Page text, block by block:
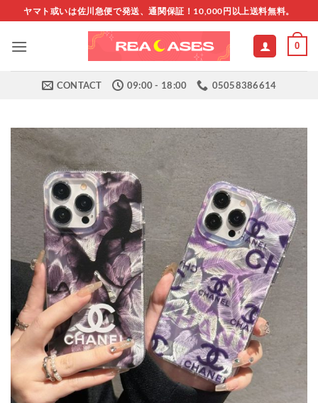
to
content
ヤマト或いは佐川急便で発送、通関保証！10,000円以上送料無料。
0
CONTACT 09:00 - 18:00 05058386614